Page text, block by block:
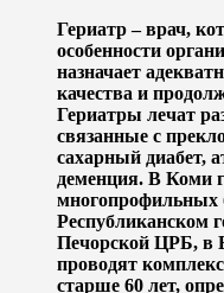
Гериатр – врач,
особенности
назначает
качества и
Гериатры лечат
связанные с
сахарный диабет,
деменция. В Коми
многопрофильных
Республиканском
Печорской ЦРБ, в
проводят
старше 60 лет,